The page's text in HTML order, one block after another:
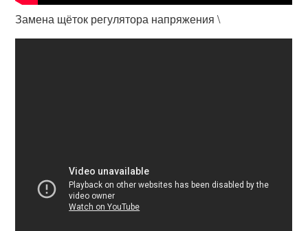
Замена щёток регулятора напряжения \